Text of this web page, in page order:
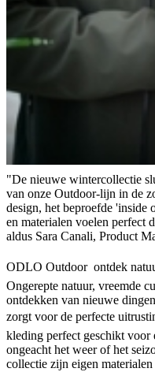
"De nieuwe wintercollectie
van onze Outdoor-lijn in de
design, het beproefde 'inside
en materialen voelen perfect
aldus Sara Canali, Product
ODLO Outdoor  ontdek
Ongerepte natuur, vreemde
ontdekken van nieuwe
zorgt voor de perfecte
kleding perfect geschikt voor
ongeacht het weer of het
collectie zijn eigen